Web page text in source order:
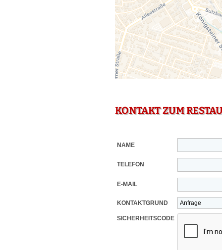
KONTAKT ZUM
NAME
TELEFON
E-MAIL
KONTAKTGRUND
SICHERHEITSCODE